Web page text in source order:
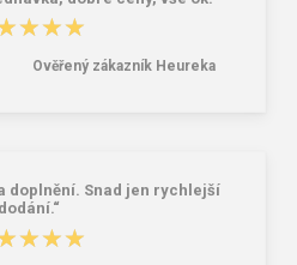
Ověřený zákazník Heureka
doplnění. Snad jen rychlejší
dodání.“